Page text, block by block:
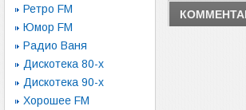
Ретро FM
Юмор FM
Радио Ваня
Дискотека 80-х
Дискотека 90-х
Хорошее FM